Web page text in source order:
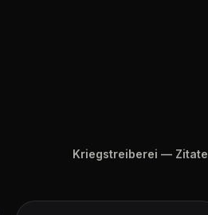
Kriegstreiberei — Zitate